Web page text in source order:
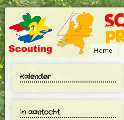
Overslaan en naar de inhoud gaan
Home
Kalender
In aantocht